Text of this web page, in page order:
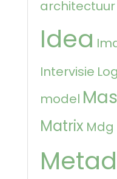
architectuur
Idea
Intervisie
model
Matrix Mdg